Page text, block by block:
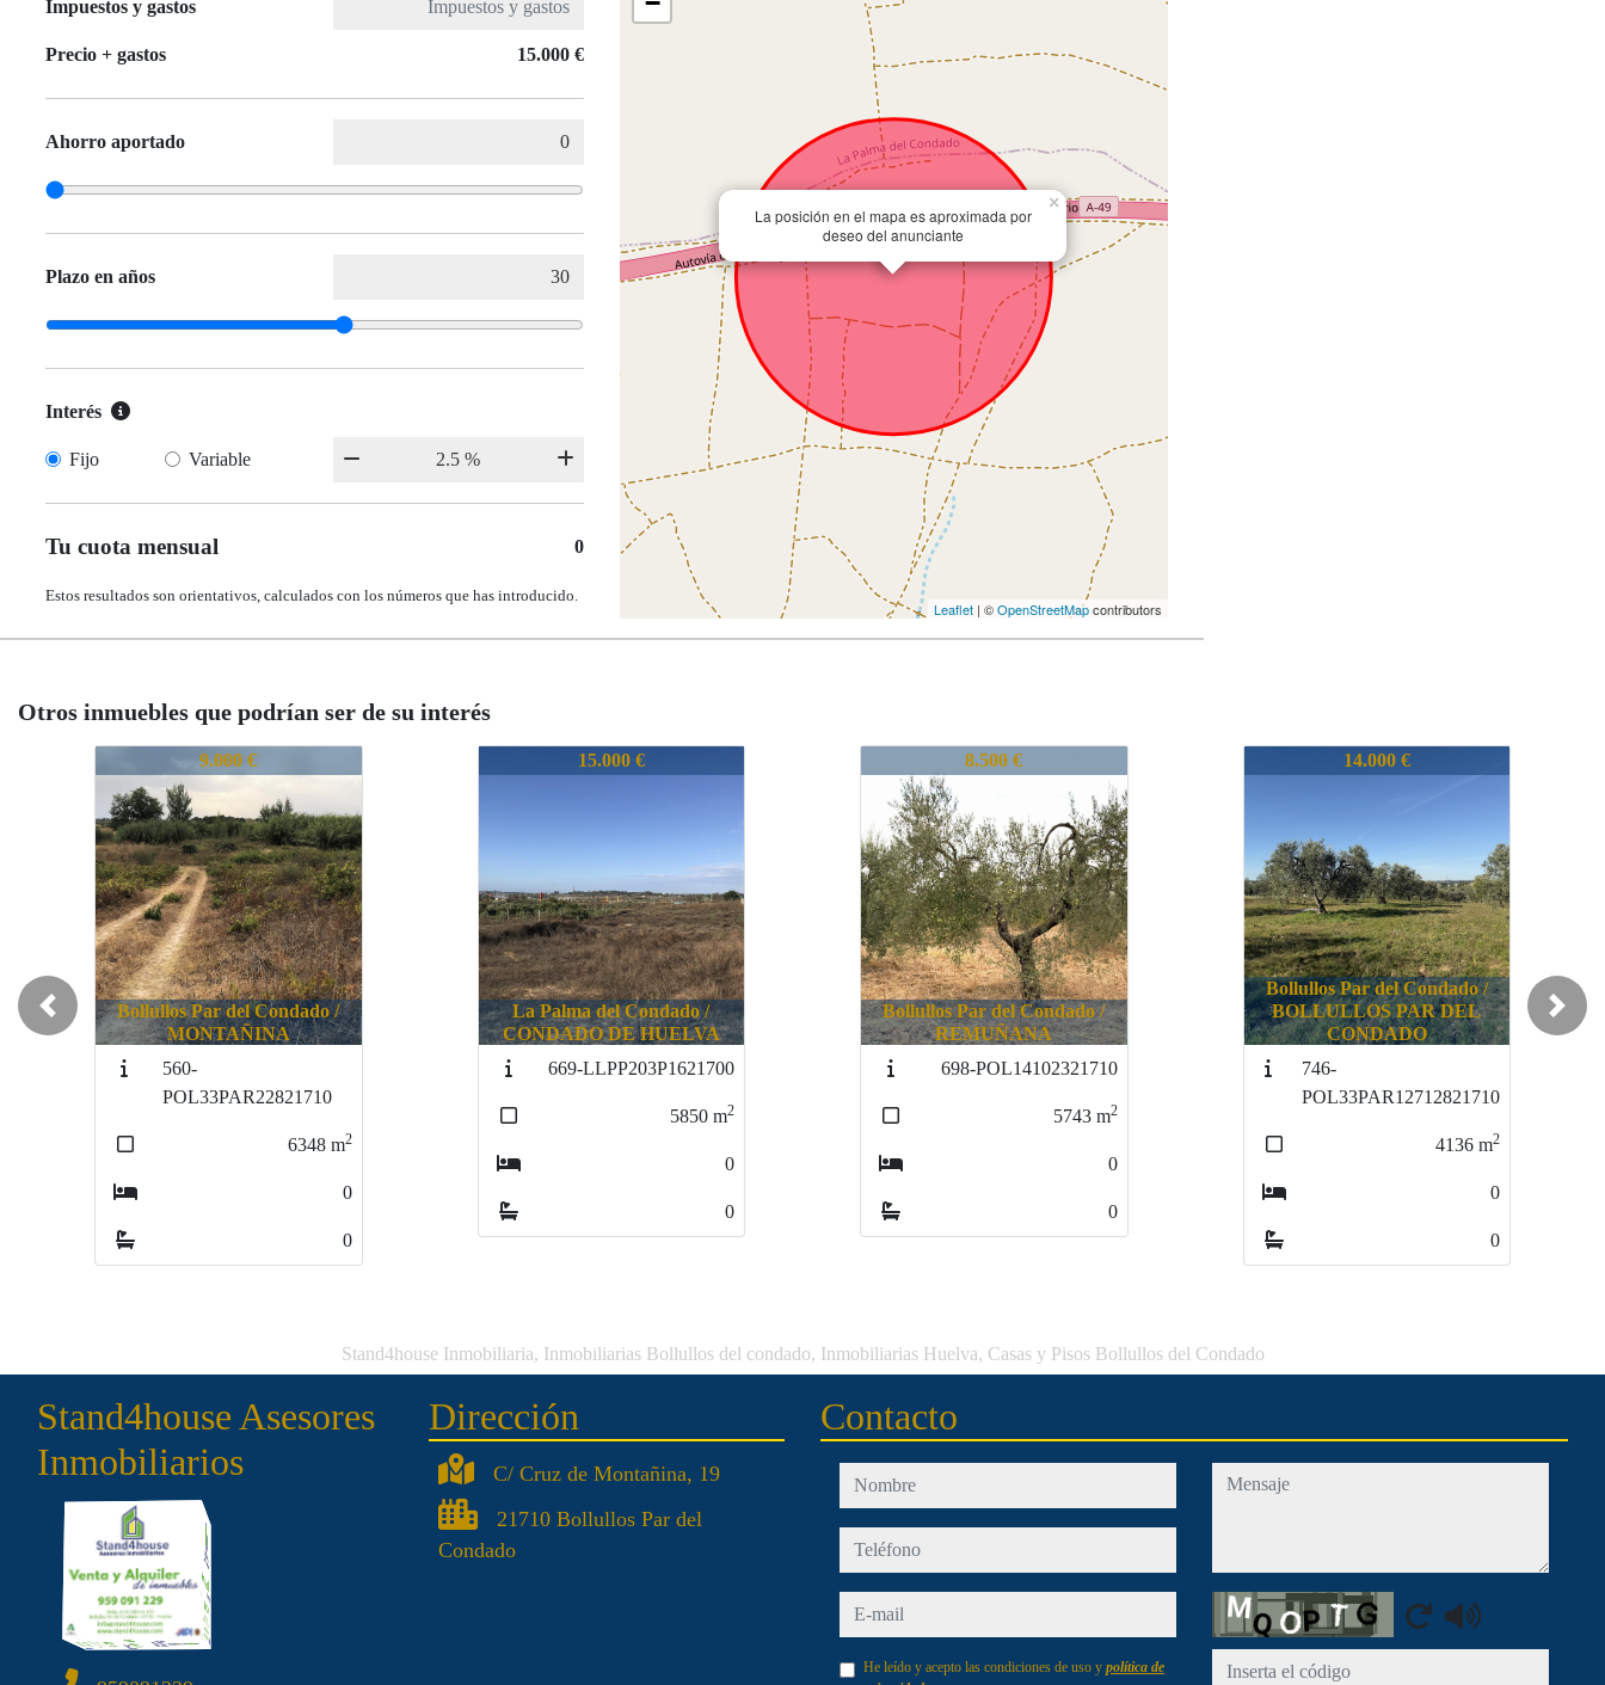
Impuestos y gastos
Precio + gastos 15.000 €
Ahorro aportado
Plazo en años
Interés
Fijo Variable
Tu cuota mensual 0
Estos resultados son orientativos, calculados con los números que has introducido.
La posición en el mapa es aproximada por
deseo del anunciante
×
Leaflet | ©OpenStreetMapcontributors
Otros inmuebles que podrían ser de su interés
648-POL02P10121710
15.000 €
La Palma del Condado /
CONDADO DE HUELVA
669-LLPP203P1621700
648-POL02P10121710
8.500 €
Bollullos Par del Condado /
REMUÑANA
698-POL14102321710
5743m2
0
0
648-POL02P10121710
14.000 €
Bollullos Par del Condado /
BOLLULLOS PAR DEL
CONDADO
746-
0
648-POL02P10121710
15.000 €
Bollullos Par del Condado /
BOLLULLOS PAR DEL
CONDADO
750-
VEGPOL9P421710
13188m2
0
0
Previous Next
Stand4house Inmobiliaria, Inmobiliarias Bollullos del condado, Inmobiliarias Huelva, Casas y Pisos Bollullos del Condado
Stand4house Asesores
Inmobiliarios
Dirección
C/ Cruz de Montañina, 19
21710 Bollullos Par del
Condado
Contacto
nombre
teléfono
e-mail
He leído y acepto las condiciones de uso y política de
mensaje
Captcha